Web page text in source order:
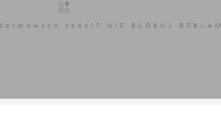
teści? NIE BLOKUJ REKLAM